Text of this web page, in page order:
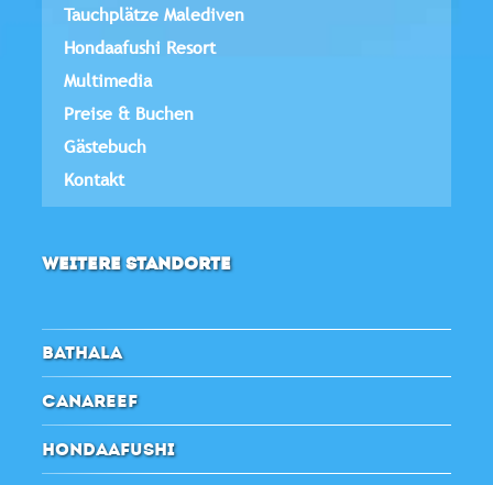
Tauchplätze Malediven
Hondaafushi Resort
Multimedia
Preise & Buchen
Gästebuch
Kontakt
WEITERE STANDORTE
BATHALA
CANAREEF
HONDAAFUSHI